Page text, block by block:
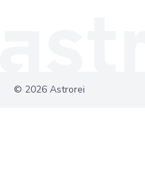
© 2026 Astrorei